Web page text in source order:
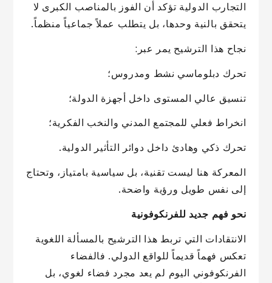
التجارب الدولية تؤكد أن الفوز بالمناصب الكبرى لا
يتحقق بالنية وحدها، بل يتطلب عملاً جماعياً منظماً.
نجاح هذا الترشيح يمر عبر:
تحرك دبلوماسي نشط ومدروس؛
تنسيق عالي المستوى داخل أجهزة الدولة؛
انخراط فعلي للمجتمع المدني والنخب الفكرية؛
تحرك ذكي وهادئ داخل دوائر التأثير الدولية.
المعركة هنا ليست تقنية، بل سياسية بامتياز، وتحتاج
إلى نفس طويل ورؤية واضحة.
نحو فهم جديد للفرنكوفونية
الانتقادات التي تربط هذا الترشيح بالمسألة اللغوية
تعكس فهماً قديماً للواقع الدولي. فالفضاء
الفرنكوفوني اليوم لم يعد مجرد فضاء لغوي، بل